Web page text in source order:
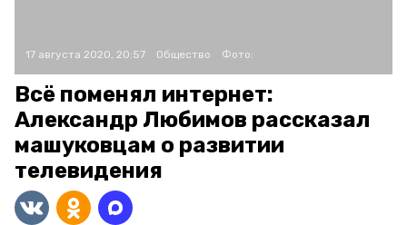
17 августа 2020, 20:57 Общество Фото:
Всё поменял интернет:
Александр Любимов рассказал
машуковцам о развитии
телевидения